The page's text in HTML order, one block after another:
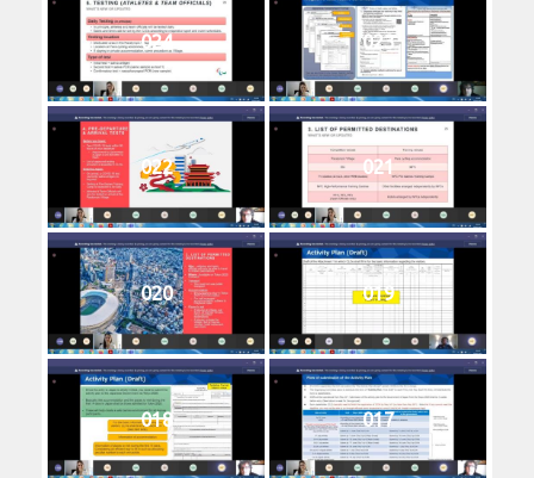
024 023
022 021
020 019
018 017